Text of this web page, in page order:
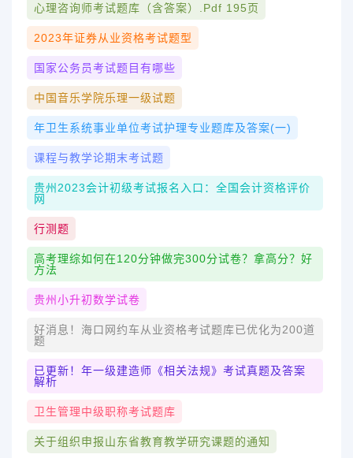
心理咨询师考试题库（含答案）.pdf 195页
2023年证券从业资格考试题型
国家公务员考试题目有哪些
中国音乐学院乐理一级试题
年卫生系统事业单位考试护理专业题库及答案(一)
课程与教学论期末考试题
贵州2023会计初级考试报名入口：全国会计资格评价
网
行测题
高考理综如何在120分钟做完300分试卷？拿高分？好
方法
贵州小升初数学试卷
好消息！海口网约车从业资格考试题库已优化为200道
题
已更新！年一级建造师《相关法规》考试真题及答案
解析
卫生管理中级职称考试题库
关于组织申报山东省教育教学研究课题的通知